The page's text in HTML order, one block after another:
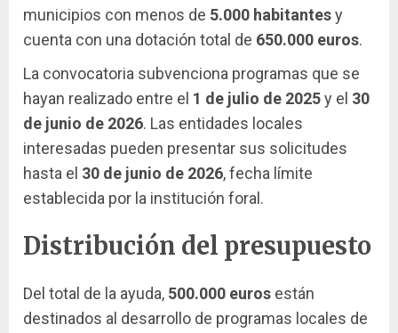
municipios con menos de 5.000 habitantesy
cuenta con una dotación total de 650.000 euros.
La convocatoria subvenciona programas que se
hayan realizado entre el 1 de julio de 2025y el 30
de junio de 2026. Las entidades locales
interesadas pueden presentar sus solicitudes
hasta el 30 de junio de 2026, fecha límite
establecida por la institución foral.
Distribución del presupuesto
Del total de la ayuda, 500.000 euros están
destinados al desarrollo de programas locales de